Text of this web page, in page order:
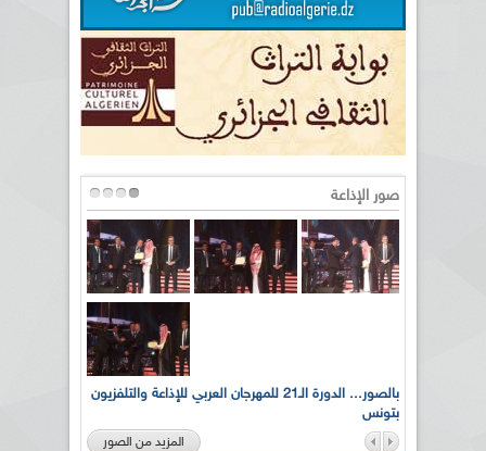
صور الإذاعة
بالصور... الدورة الـ21 للمهرجان العربي للإذاعة والتلفزيون
بتونس
المزيد من الصور